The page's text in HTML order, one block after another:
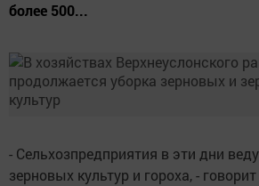
более 500...
- Сельхозпредприятия в эти дни
зерновых культур и гороха, -